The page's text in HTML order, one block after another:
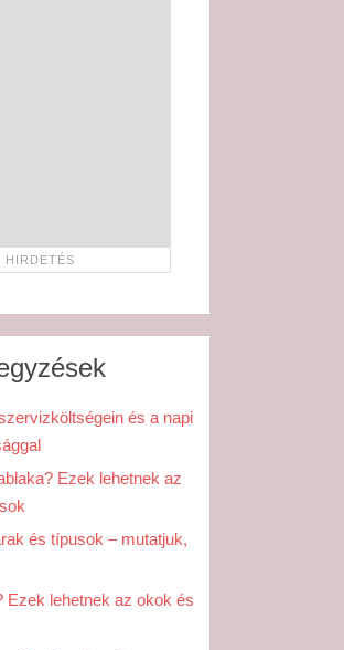
és a napi
Ezek lehetnek az
és típusok – mutatjuk,
Ezek lehetnek az okok és